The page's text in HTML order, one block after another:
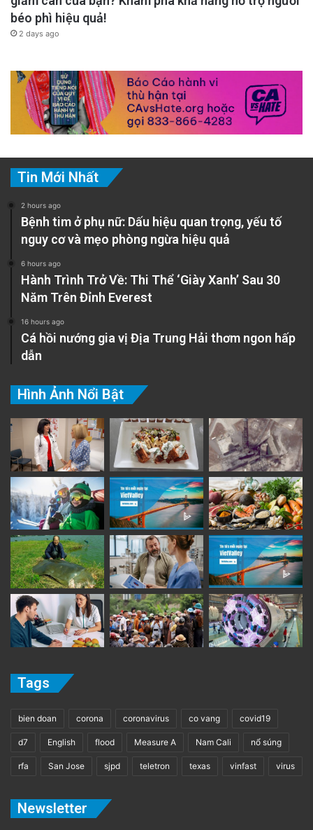
béo phì hiệu quả!
2 days ago
Tin Mới Nhất
2 hours ago
Bệnh tim ở phụ nữ: Dấu hiệu quan trọng, yếu tố
nguy cơ và mẹo phòng ngừa hiệu quả
6 hours ago
Hành Trình Trở Về: Thi Thể ‘Giày Xanh’ Sau 30
Năm Trên Đỉnh Everest
16 hours ago
Cá hồi nướng gia vị Địa Trung Hải thơm ngon hấp
dẫn
Hình Ảnh Nổi Bật
Tags
bien doan corona coronavirus co vang covid19
d7 English flood Measure A Nam Cali nổ súng
rfa San Jose sjpd teletron texas vinfast virus
Newsletter